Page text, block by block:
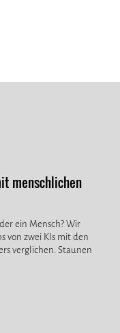
menschlichen
ein Mensch? Wir
von zwei KIs mit den
verglichen. Staunen